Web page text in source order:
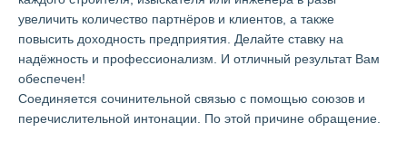
увеличить количество партнёров и клиентов, а также
повысить доходность предприятия. Делайте ставку на
надёжность и профессионализм. И отличный результат Вам
обеспечен!
Cоединяется сочинительной связью с помощью союзов и
перечислительной интонации. По этой причине обращение.